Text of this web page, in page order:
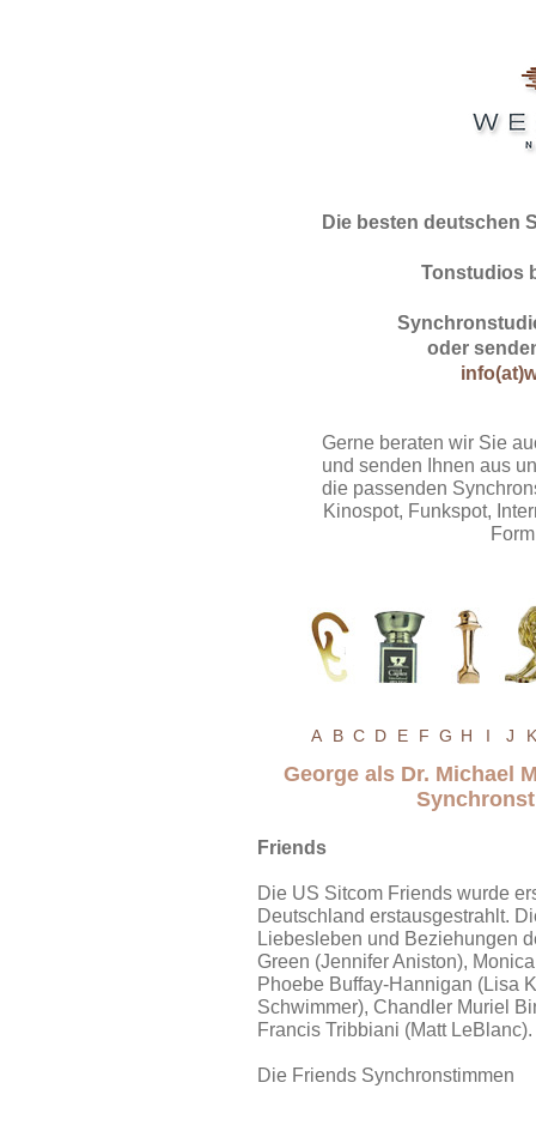
Die besten deutschen
Tonstudios
oder
Gerne beraten wir Sie
und senden Ihnen aus
die passenden
Kinospot, Funkspot,
A B C D E F G H I J K
George als Dr. Michael
Friends
Die US Sitcom Friends wurde
Deutschland erstausgestrahlt.
Liebesleben und Beziehungen
Green (Jennifer Aniston),
Phoebe Buffay-Hannigan (Lisa
Schwimmer), Chandler Muriel
Francis Tribbiani (Matt LeBlanc).
Die Friends Synchronstimmen